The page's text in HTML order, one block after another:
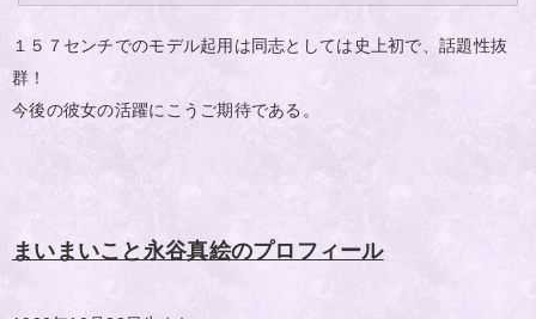
１５７センチでのモデル起用は同志としては史上初で、話題性抜
群！
今後の彼女の活躍にこうご期待である。
まいまいこと永谷真絵のプロフィール